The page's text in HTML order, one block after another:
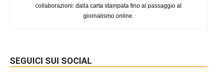
collaborazioni: dalla carta stampata fino al passaggio al
giornalismo online.
SEGUICI SUI SOCIAL